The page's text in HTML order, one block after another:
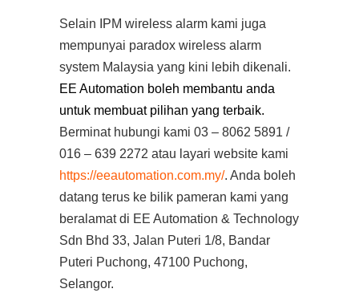
Selain IPM wireless alarm kami juga
mempunyai paradox wireless alarm
system Malaysia yang kini lebih dikenali.
EE Automation boleh membantu anda
untuk membuat pilihan yang terbaik.
Berminat hubungi kami 03 – 8062 5891 /
016 – 639 2272 atau layari website kami
https://eeautomation.com.my/. Anda boleh
datang terus ke bilik pameran kami yang
beralamat di EE Automation & Technology
Sdn Bhd 33, Jalan Puteri 1/8, Bandar
Puteri Puchong, 47100 Puchong,
Selangor.